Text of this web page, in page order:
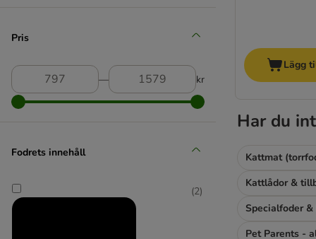
Crave
Dolina Noteci
Dogs'n Tiger Cat
Encore
Fitmin
Pris
― kr
Fodrets innehåll
(2)
Lägg
Har du
Kattmat
Kattlådor &
Specialfoder
Pet Parents -